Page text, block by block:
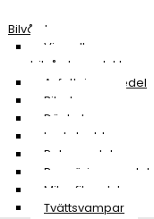
Bilvård
Visa alla
bilvårdsprodukter
Avfettningsmedel
Bilschampo
Däckglans
Lackskydd
Polermedel
Rengöringsmedel
Mikrofiberdukar
Tvättsvampar